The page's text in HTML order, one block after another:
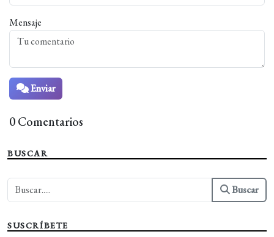
Mensaje
Enviar
0 Comentarios
BUSCAR
Buscar
SUSCRÍBETE